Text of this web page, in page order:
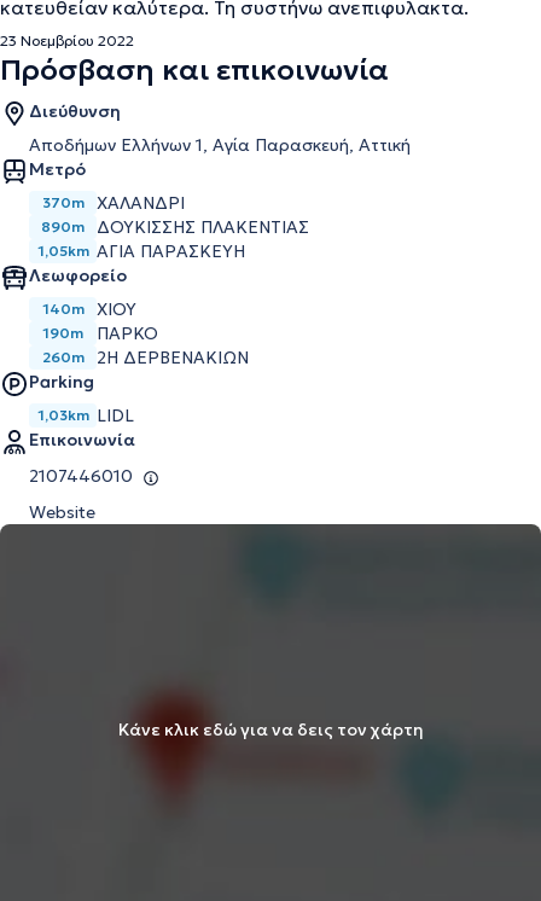
κατευθείαν καλύτερα. Τη συστήνω ανεπιφυλακτα.
23 Νοεμβρίου 2022
Πρόσβαση και επικοινωνία
Διεύθυνση
Αποδήμων Ελλήνων 1, Αγία Παρασκευή, Αττική
Μετρό
370m ΧΑΛΑΝΔΡΙ
890m ΔΟΥΚΙΣΣΗΣ ΠΛΑΚΕΝΤΙΑΣ
1,05km ΑΓΙΑ ΠΑΡΑΣΚΕΥΗ
Λεωφορείο
140m ΧΙΟΥ
190m ΠΑΡΚΟ
260m
2Η ΔΕΡΒΕΝΑΚΙΩΝ
Parking
1,03km LIDL
Επικοινωνία
2107446010
Website
Κάνε κλικ εδώ για να δεις τον χάρτη